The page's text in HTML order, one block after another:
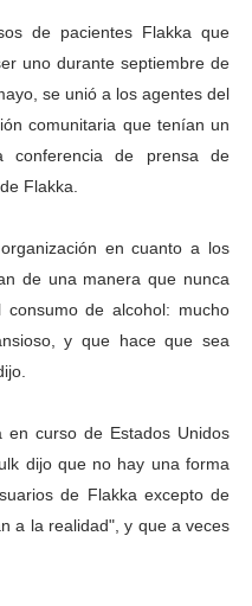
de pacientes Flakka que
uno durante septiembre de
se unió a los agentes del
comunitaria que tenían un
conferencia de prensa de
Flakka.
en cuanto a los
de una manera que nunca
de alcohol: mucho
y que hace que sea
curso de Estados Unidos
dijo que no hay una forma
de Flakka excepto de
a la realidad", y que a veces